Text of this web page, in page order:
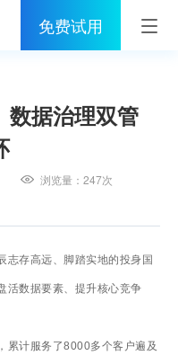
免费试用
数据治理双管
浏览量：247次
志存高远、脚踏实地的投身国
活数据要素、提升核心竞争
累计服务了8000多个客户遍及